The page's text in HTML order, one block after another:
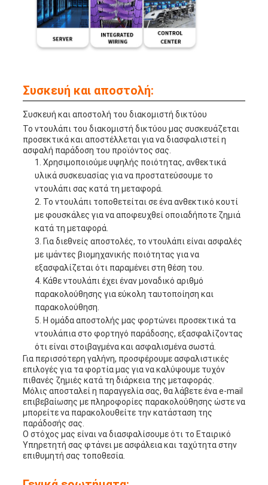
Συσκευή και αποστολή:
Συσκευή και αποστολή του διακομιστή δικτύου
Το ντουλάπι του διακομιστή δικτύου μας συσκευάζεται
προσεκτικά και αποστέλλεται για να διασφαλιστεί η
ασφαλή παράδοση του προϊόντος σας.
Χρησιμοποιούμε υψηλής ποιότητας, ανθεκτικά
υλικά συσκευασίας για να προστατεύσουμε το
ντουλάπι σας κατά τη μεταφορά.
Το ντουλάπι τοποθετείται σε ένα ανθεκτικό κουτί
με φουσκάλες για να αποφευχθεί οποιαδήποτε ζημιά
κατά τη μεταφορά.
Για διεθνείς αποστολές, το ντουλάπι είναι ασφαλές
με ιμάντες βιομηχανικής ποιότητας για να
εξασφαλίζεται ότι παραμένει στη θέση του.
Κάθε ντουλάπι έχει έναν μοναδικό αριθμό
παρακολούθησης για εύκολη ταυτοποίηση και
παρακολούθηση.
Η ομάδα αποστολής μας φορτώνει προσεκτικά τα
ντουλάπια στο φορτηγό παράδοσης, εξασφαλίζοντας
ότι είναι στοιβαγμένα και ασφαλισμένα σωστά.
Για περισσότερη γαλήνη, προσφέρουμε ασφαλιστικές
επιλογές για τα φορτία μας για να καλύψουμε τυχόν
πιθανές ζημιές κατά τη διάρκεια της μεταφοράς.
Μόλις αποσταλεί η παραγγελία σας, θα λάβετε ένα e-mail
επιβεβαίωσης με πληροφορίες παρακολούθησης ώστε να
μπορείτε να παρακολουθείτε την κατάσταση της
παράδοσής σας.
Ο στόχος μας είναι να διασφαλίσουμε ότι το Εταιρικό
Υπηρετητή σας φτάνει με ασφάλεια και ταχύτητα στην
επιθυμητή σας τοποθεσία.